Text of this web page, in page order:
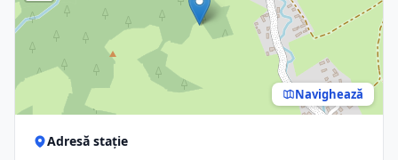
Navighează
Adresă stație